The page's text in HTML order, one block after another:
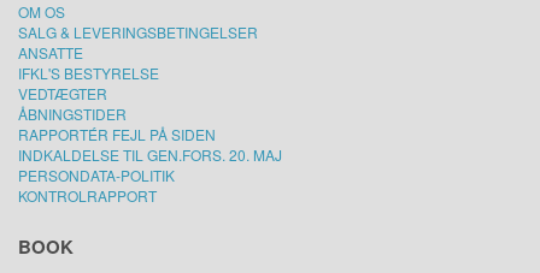
OM OS
SALG & LEVERINGSBETINGELSER
ANSATTE
IFKL'S BESTYRELSE
VEDTÆGTER
ÅBNINGSTIDER
RAPPORTÉR FEJL PÅ SIDEN
INDKALDELSE TIL GEN.FORS. 20. MAJ
PERSONDATA-POLITIK
KONTROLRAPPORT
BOOK